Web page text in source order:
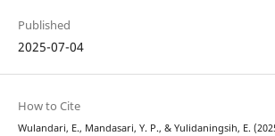
Published
2025-07-04
How to Cite
Wulandari, E., Mandasari, Y. P., & Yulidaningsih, E.